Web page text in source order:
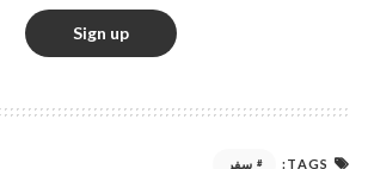
TAGS: سفر